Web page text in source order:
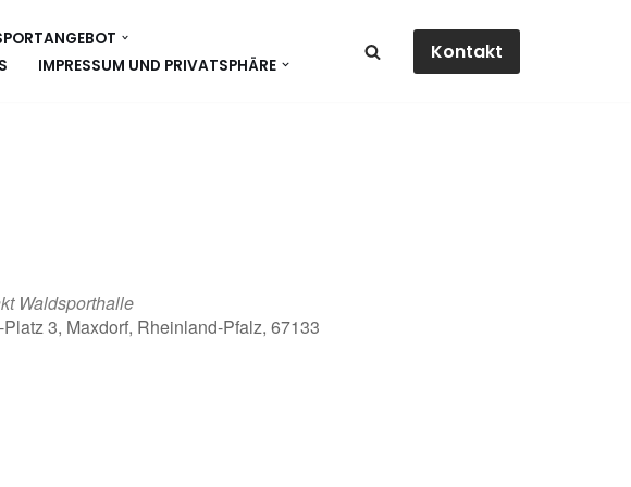
IMPRESSUM UND PRIVATSPHÄRE
Kontakt
Waldsporthalle
3, Maxdorf, Rheinland-Pfalz, 67133